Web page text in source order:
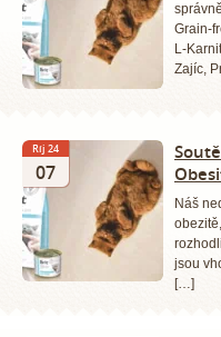
Grain-
L-
Zajíc,
Říj 24
07
Náš
jsou
[…]